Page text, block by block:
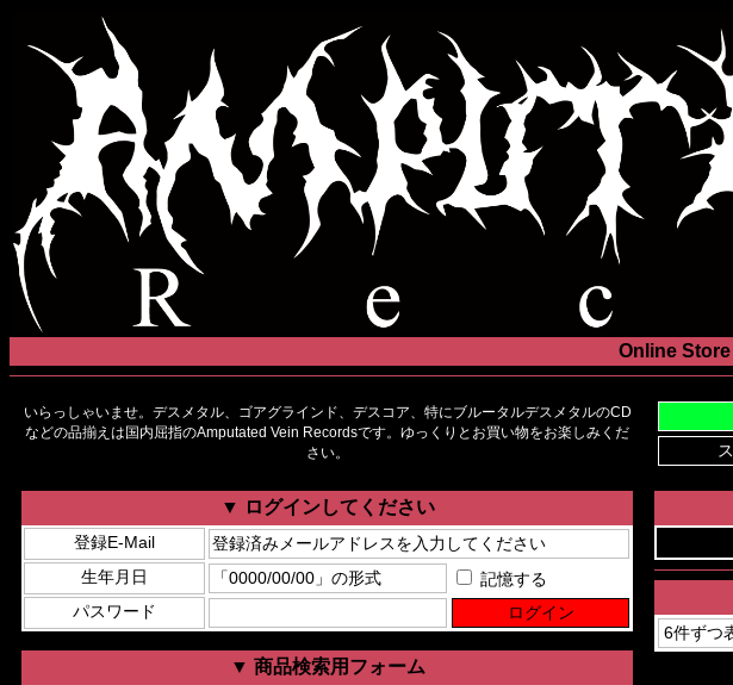
Online Store
いらっしゃいませ。デスメタル、ゴアグラインド、デスコア、特にブルータルデスメタルのCD
などの品揃えは国内屈指のAmputated Vein Recordsです。ゆっくりとお買い物をお楽しみくだ
さい。
▼ ログインしてください
登録E-Mail
生年月日
記憶する
パスワード
▼ 商品検索用フォーム